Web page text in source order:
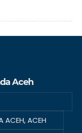
Aceh
ACEH, ACEH